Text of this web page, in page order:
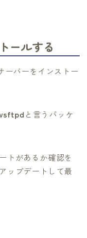
ールする
ーバーをインストー
と言うパッケ
トがあるか確認を
ップデートして最